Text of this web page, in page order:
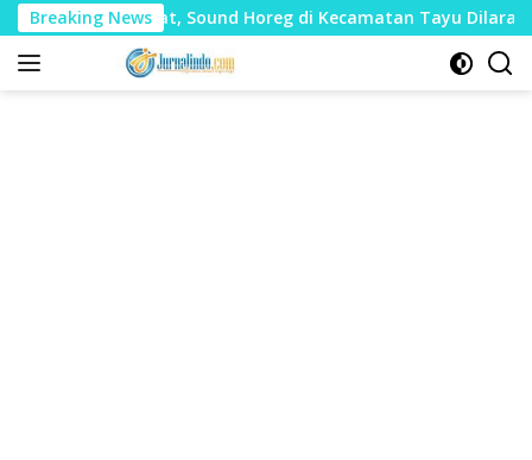
Langsung
ke
konten
Breaking News
Sound Horeg di Kecamatan Tayu Dilarang